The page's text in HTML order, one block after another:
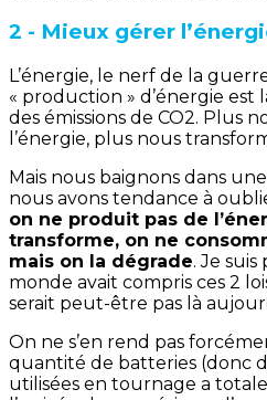
2 - Mieux gérer
L’énergie, le nerf de la
« production » d’énergie est
des émissions de CO2. Plus
l’énergie, plus nous
Mais nous baignons dans
nous avons tendance à
on ne produit pas de
transforme, on ne
mais on la dégrade. Je
monde avait compris ces 2
serait peut-être pas là
On ne s’en rend pas
quantité de batteries (donc
utilisées en tournage a